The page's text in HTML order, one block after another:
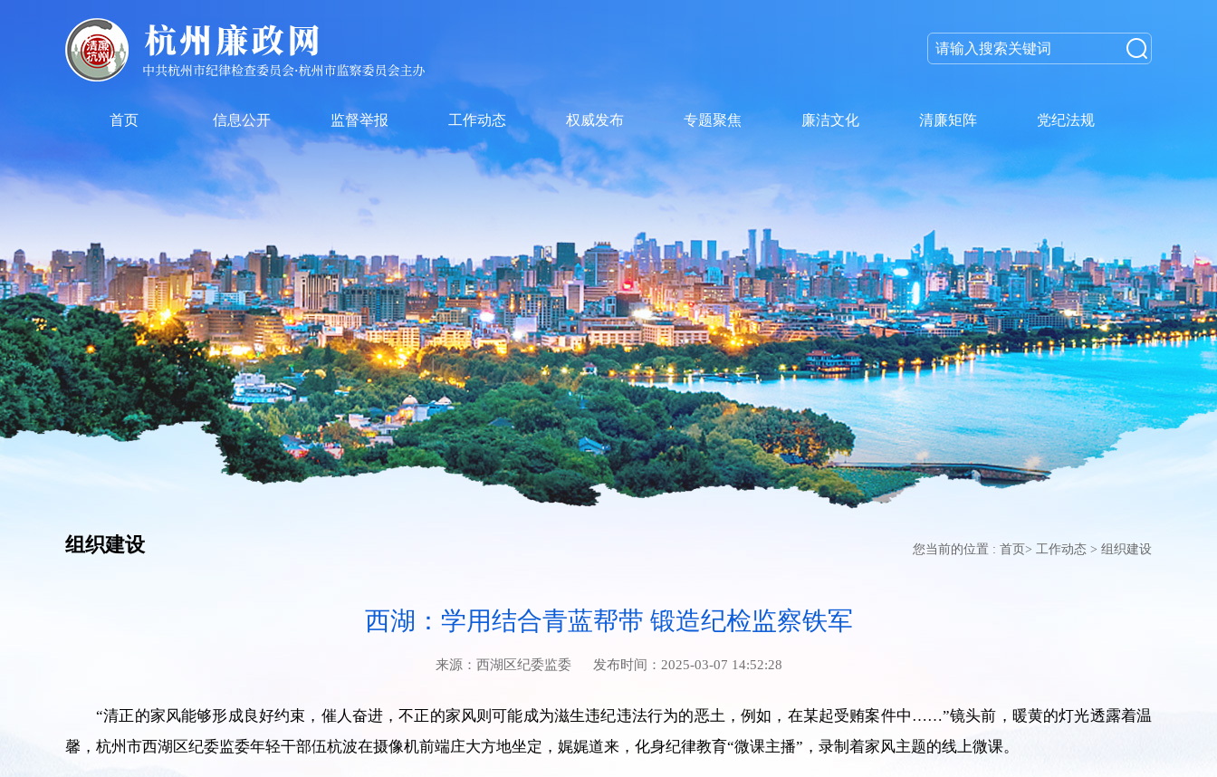
首页 信息公开 监督举报 工作动态 权威发布 专题聚焦 廉洁文化 清廉矩阵 党纪法规
组织建设 您当前的位置 : 首页 > 工作动态 > 组织建设
西湖：学用结合青蓝帮带 锻造纪检监察铁军
来源： 西湖区纪委监委发布时间： 2025-03-07 14:52:28
“清正的家风能够形成良好约束，催人奋进，不正的家风则可能成为滋生违纪违法行为的恶土，例如，在某起受贿案件中……”镜头前，暖黄的灯光透露着温
馨，杭州市西湖区纪委监委年轻干部伍杭波在摄像机前端庄大方地坐定，娓娓道来，化身纪律教育“微课主播”，录制着家风主题的线上微课。